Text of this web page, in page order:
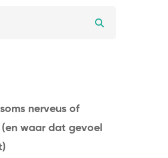
nerveus of
waar dat gevoel